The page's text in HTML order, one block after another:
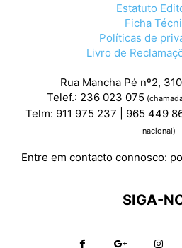
Estatuto
Ficha
Políticas de
Livro de
Rua Mancha Pé nº2,
Telef.: 236 023 075
Telm: 911 975 237 | 965 449
nacional)
Entre em contacto connosco:
SIGA-